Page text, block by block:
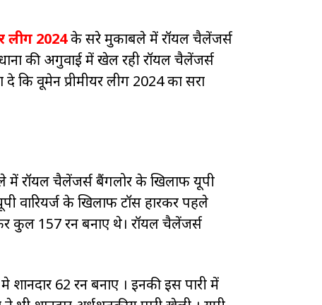
लीग 2024के दूसरे मुकाबले में रॉयल चैलेंजर्स
की अगुवाई में खेल रही रॉयल चैलेंजर्स
वूमेन प्रीमीयर लीग 2024 का दूसरा
में रॉयल चैलेंजर्स बैंगलोर के खिलाफ यूपी
वारियर्ज के खिलाफ टॉस हारकर पहले
कुल 157 रन बनाए थे। रॉयल चैलेंजर्स
62 रन बनाए । इनकी इस पारी में